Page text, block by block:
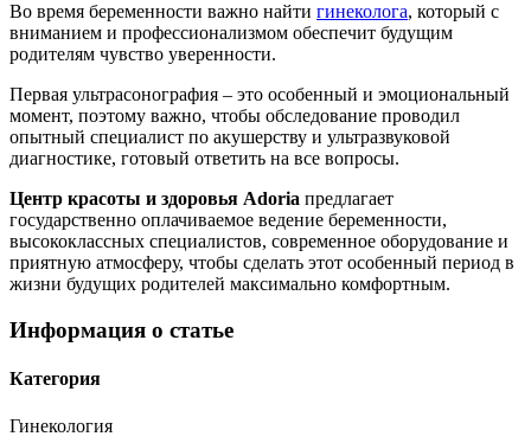
Во время беременности важно найти гинеколога, который с
вниманием и профессионализмом обеспечит будущим
родителям чувство уверенности.
Первая ультрасонография – это особенный и эмоциональный
момент, поэтому важно, чтобы обследование проводил
опытный специалист по акушерству и ультразвуковой
диагностике, готовый ответить на все вопросы.
Центр красоты и здоровья Adoria предлагает
государственно оплачиваемое ведение беременности,
высококлассных специалистов, современное оборудование и
приятную атмосферу, чтобы сделать этот особенный период в
жизни будущих родителей максимально комфортным.
Информация о статье
Категория
Гинекология